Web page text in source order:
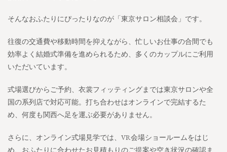
そんなおふたりにぴったりなのが「東京サロン相談会」です。
往復の交通費や移動時間を抑えながら、忙しいお仕事の合間でも
効率よく結婚式準備を進められるため、多くのカップルにご利用
いただいています。
式場選びからご予約、衣裳フィッティングまでは東京サロンや全
国の系列店で対応可能。打ち合わせはオンラインで完結するた
め、何度も関西へ足を運ぶ必要がありません。
さらに、オンライン式場見学では、VR会場ショールームをはじ
め、おふたりに合わせたお見積もりのご提案や空き状況の確認ま